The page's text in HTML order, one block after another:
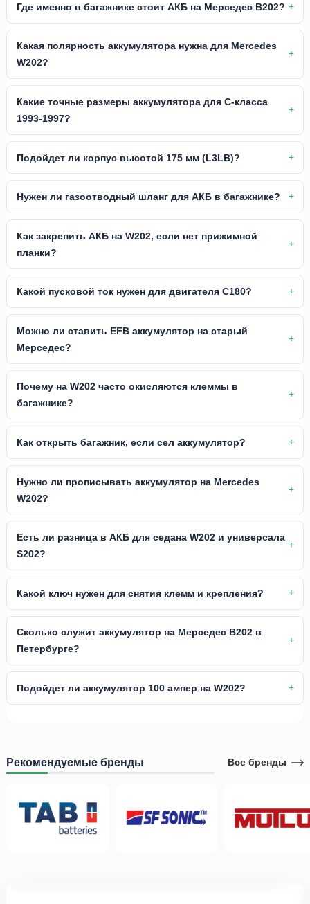
Где именно в багажнике стоит АКБ на Мерседес В202?
Какая полярность аккумулятора нужна для Mercedes
W202?
Какие точные размеры аккумулятора для С-класса
1993-1997?
Подойдет ли корпус высотой 175 мм (L3LB)?
Нужен ли газоотводный шланг для АКБ в багажнике?
Как закрепить АКБ на W202, если нет прижимной
планки?
Какой пусковой ток нужен для двигателя C180?
Можно ли ставить EFB аккумулятор на старый
Мерседес?
Почему на W202 часто окисляются клеммы в
багажнике?
Как открыть багажник, если сел аккумулятор?
Нужно ли прописывать аккумулятор на Mercedes
W202?
Есть ли разница в АКБ для седана W202 и универсала
S202?
Какой ключ нужен для снятия клемм и крепления?
Сколько служит аккумулятор на Мерседес В202 в
Петербурге?
Подойдет ли аккумулятор 100 ампер на W202?
Рекомендуемые бренды Все бренды